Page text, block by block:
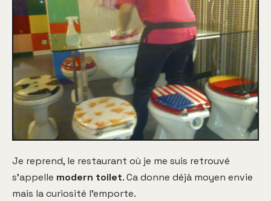
Je reprend, le restaurant où je me suis retrouvé
s'appelle modern toilet. Ca donne déjà moyen envie
mais la curiosité l'emporte.